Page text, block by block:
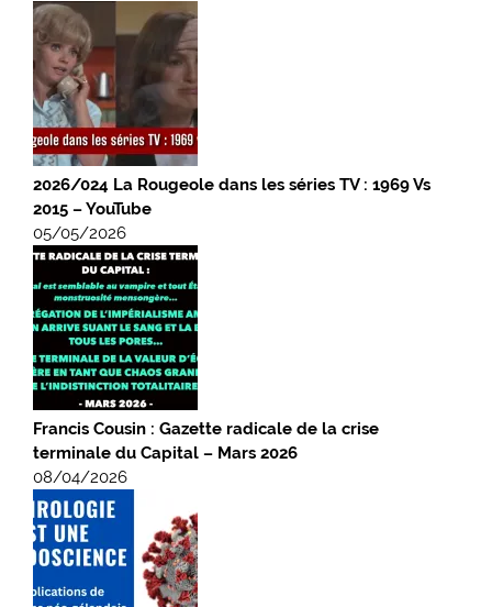
2026/024 La Rougeole dans les séries TV : 1969 Vs
2015 – YouTube
05/05/2026
Francis Cousin : Gazette radicale de la crise
terminale du Capital – Mars 2026
08/04/2026